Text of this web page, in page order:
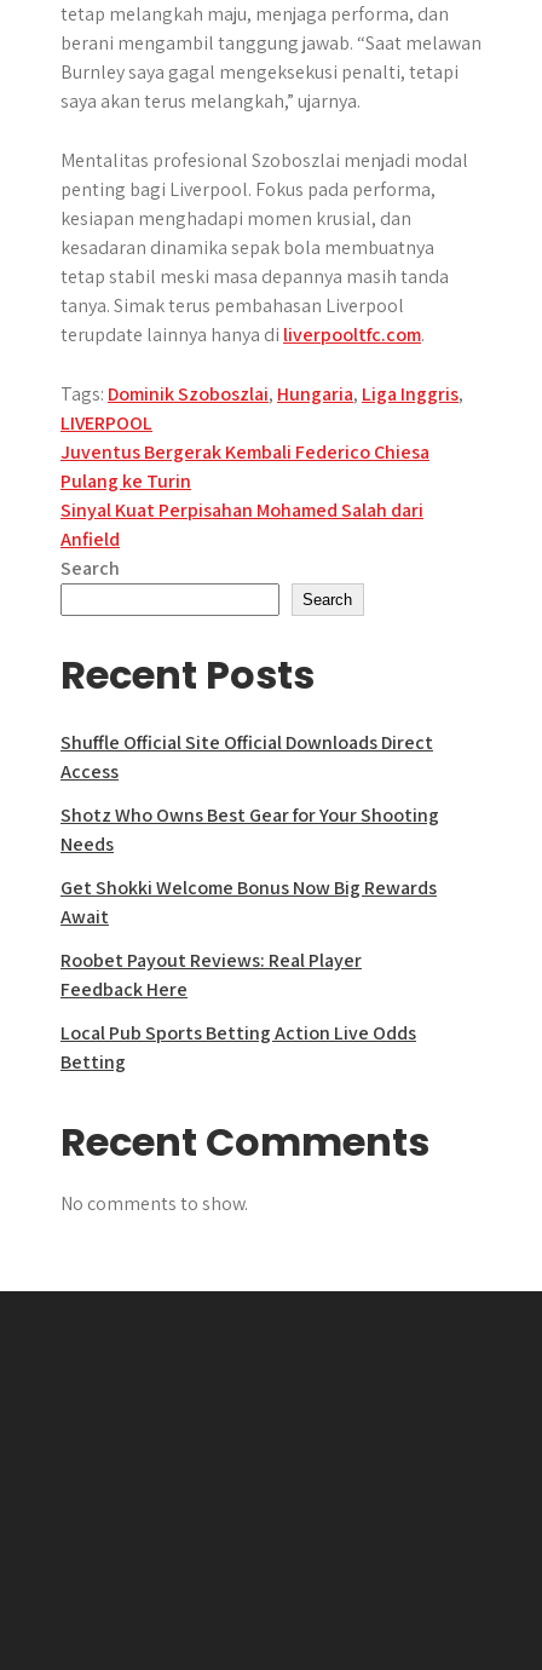
tetap melangkah maju, menjaga performa, dan
berani mengambil tanggung jawab. “Saat melawan
Burnley saya gagal mengeksekusi penalti, tetapi
saya akan terus melangkah,” ujarnya.
Mentalitas profesional Szoboszlai menjadi modal
penting bagi Liverpool. Fokus pada performa,
kesiapan menghadapi momen krusial, dan
kesadaran dinamika sepak bola membuatnya
tetap stabil meski masa depannya masih tanda
tanya. Simak terus pembahasan Liverpool
terupdate lainnya hanya di liverpooltfc.com.
Tags: Dominik Szoboszlai, Hungaria, Liga Inggris,
LIVERPOOL
Post
navigation
Juventus Bergerak Kembali Federico Chiesa
Pulang ke Turin
Sinyal Kuat Perpisahan Mohamed Salah dari
Anfield
Search
Search
Recent Posts
Shuffle Official Site Official Downloads Direct
Access
Shotz Who Owns Best Gear for Your Shooting
Needs
Get Shokki Welcome Bonus Now Big Rewards
Await
Roobet Payout Reviews: Real Player
Feedback Here
Local Pub Sports Betting Action Live Odds
Betting
Recent Comments
No comments to show.